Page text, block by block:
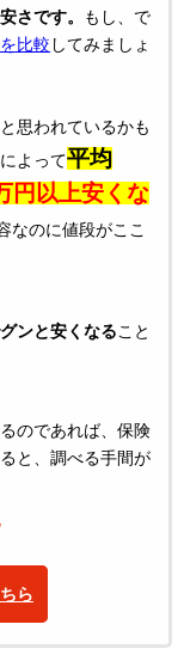
さです。
もし、で
比較 してみましょ
思われているかも
よって平均
円以上安くな
なのに値段がここ
ンと安くなる こと
のであれば、保険
と、調べる手間が
ら